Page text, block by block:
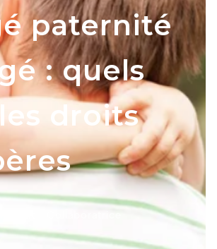
paternité
: quels
droits